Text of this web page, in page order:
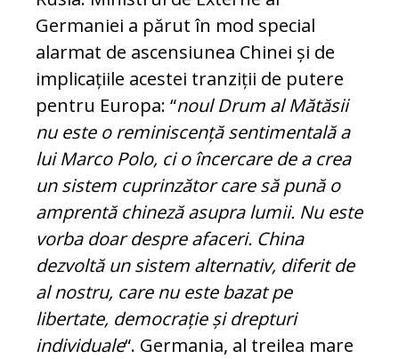
Germaniei a părut în mod special
alarmat de ascensiunea Chinei și de
implicațiile acestei tranziții de putere
pentru Europa: “noul Drum al Mătăsii
nu este o reminiscență sentimentală a
lui Marco Polo, ci o încercare de a crea
un sistem cuprinzător care să pună o
amprentă chineză asupra lumii. Nu este
vorba doar despre afaceri. China
dezvoltă un sistem alternativ, diferit de
al nostru, care nu este bazat pe
libertate, democrație și drepturi
individuale“. Germania, al treilea mare